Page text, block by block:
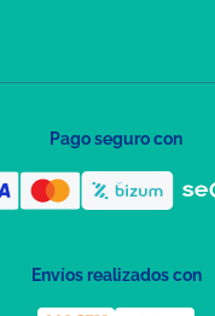
Pago seguro con
Envíos realizados con